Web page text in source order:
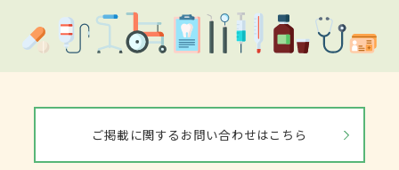
ご掲載に関するお問い合わせはこちら